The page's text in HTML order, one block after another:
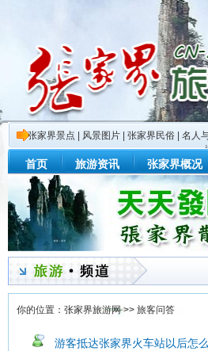
张家界景点 风景图片 张家界民俗 名人
首页 旅游资讯 张家界概况
你的位置： 张家界旅游网>> 旅客问答
游客抵达张家界火车站以后怎